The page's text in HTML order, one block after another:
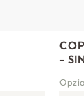
-